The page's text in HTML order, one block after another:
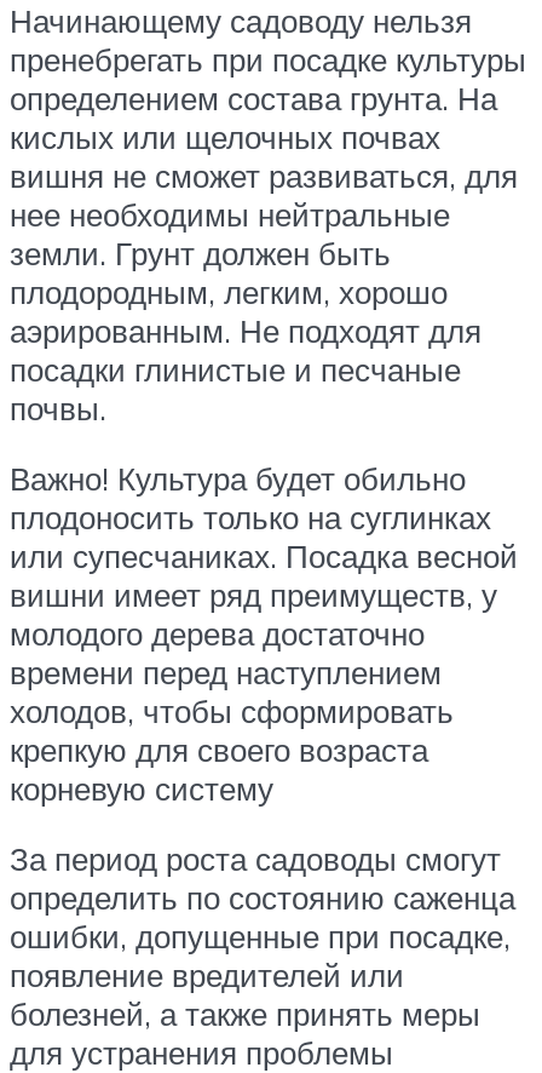
Начинающему садоводу нельзя
пренебрегать при посадке культуры
определением состава грунта. На
кислых или щелочных почвах
вишня не сможет развиваться, для
нее необходимы нейтральные
земли. Грунт должен быть
плодородным, легким, хорошо
аэрированным. Не подходят для
посадки глинистые и песчаные
почвы.
Важно! Культура будет обильно
плодоносить только на суглинках
или супесчаниках. Посадка весной
вишни имеет ряд преимуществ, у
молодого дерева достаточно
времени перед наступлением
холодов, чтобы сформировать
крепкую для своего возраста
корневую систему
За период роста садоводы смогут
определить по состоянию саженца
ошибки, допущенные при посадке,
появление вредителей или
болезней, а также принять меры
для устранения проблемы